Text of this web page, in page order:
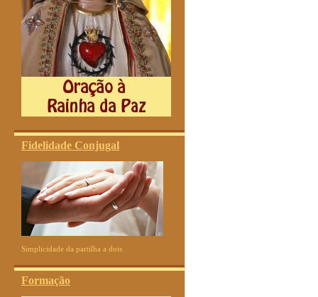
Fidelidade Conjugal
Simplicidade da partilha a dois
Formação